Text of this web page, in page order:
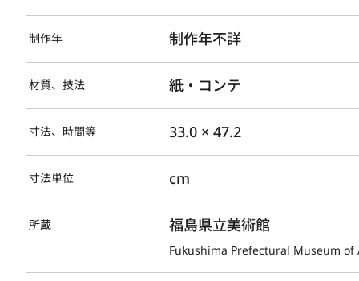
制作年 制作年不詳
材質、技法 紙・コンテ
寸法、時間等 33.0 × 47.2
寸法単位 cm
所蔵 福島県立美術館
Fukushima Prefectural Museum of